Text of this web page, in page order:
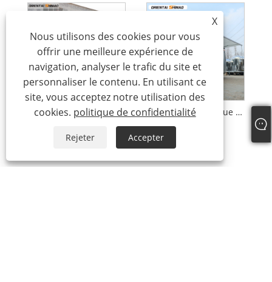
Remorque VR Camion de remorque RV
X
Nous utilisons des cookies pour vous
offrir une meilleure expérience de
navigation, analyser le trafic du site et
personnaliser le contenu. En utilisant ce
site, vous acceptez notre utilisation des
cookies. politique de confidentialité
Rejeter Accepter